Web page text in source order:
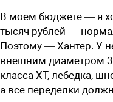
В моем бюджете — я
тысяч рублей —
Поэтому — Хантер. У
внешним диаметром
класса ХТ, лебедка,
а все переделки